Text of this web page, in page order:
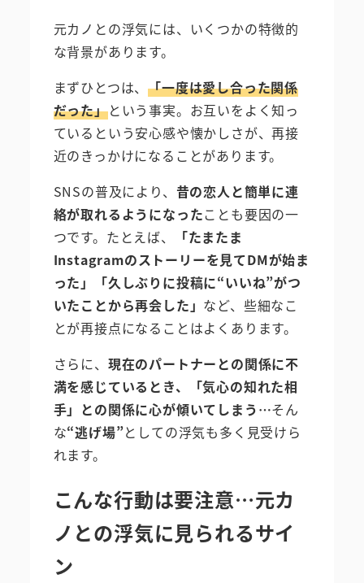
元カノとの浮気には、いくつかの特徴的
な背景があります。
まずひとつは、「一度は愛し合った関係
だった」という事実。お互いをよく知っ
ているという安心感や懐かしさが、再接
近のきっかけになることがあります。
SNSの普及により、 昔の恋人と簡単に連
絡が取れるようになったことも要因の一
つです。たとえば、
「たまたま
Instagramのストーリーを見てDMが始ま
った」「久しぶりに投稿に“いいね”がつ
いたことから再会した」 など、些細なこ
とが再接点になることはよくあります。
さらに、 現在のパートナーとの関係に不
満を感じているとき、「気心の知れた相
手」との関係に心が傾いてしまう…そん
な“逃げ場”としての浮気も多く見受けら
れます。
こんな行動は要注意…元カ
ノとの浮気に見られるサイ
ン